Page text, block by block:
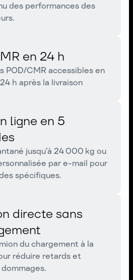
des performances des
en 24 h
POD/CMR accessibles en
h après la livraison
ligne en 5
jusqu’à 24 000 kg ou
par e-mail pour
spécifiques.
directe sans
du chargement à la
réduire retards et